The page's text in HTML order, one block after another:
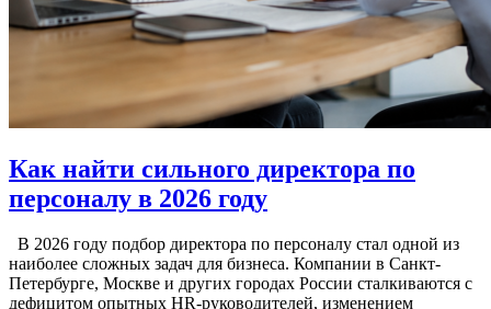
Как найти сильного директора по
персоналу в 2026 году
В 2026 году подбор директора по персоналу стал одной из
наиболее сложных задач для бизнеса. Компании в Санкт-
Петербурге, Москве и других городах России сталкиваются с
дефицитом опытных HR-руководителей, изменением